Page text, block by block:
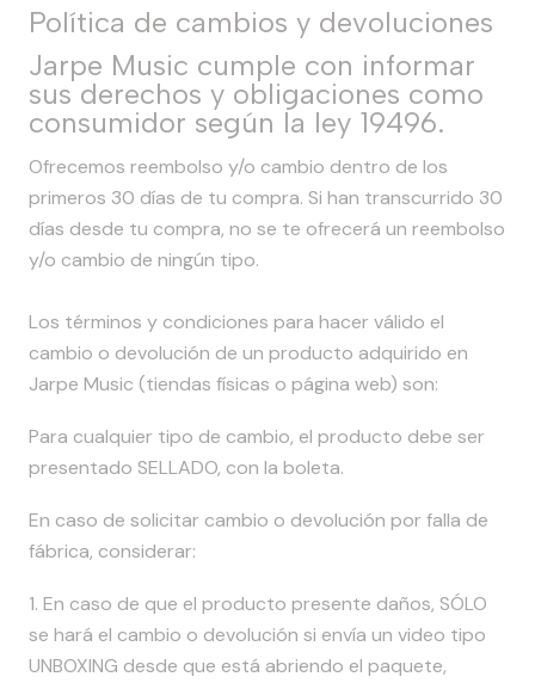
Política de cambios y devoluciones
Jarpe Music cumple con informar
sus derechos y obligaciones como
consumidor según la ley 19496.
Ofrecemos reembolso y/o cambio dentro de los
primeros 30 días de tu compra. Si han transcurrido 30
días desde tu compra, no se te ofrecerá un reembolso
y/o cambio de ningún tipo.
Los términos y condiciones para hacer válido el
cambio o devolución de un producto adquirido en
Jarpe Music (tiendas físicas o página web) son:
Para cualquier tipo de cambio, el producto debe ser
presentado SELLADO, con la boleta.
En caso de solicitar cambio o devolución por falla de
fábrica, considerar:
1. En caso de que el producto presente daños, SÓLO
se hará el cambio o devolución si envía un video tipo
UNBOXING desde que está abriendo el paquete,